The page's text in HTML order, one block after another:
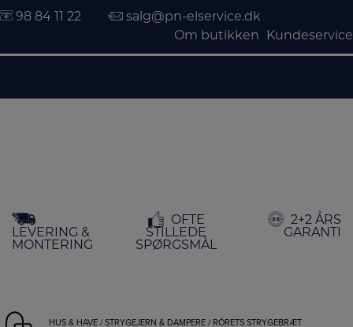
indholdet
98 84 11 22
salg@pn-elservice.dk
Om butikken
Kundeservice
LEVERING &
MONTERING
OFTE
STILLEDE
SPØRGSMÅL
2+2 ÅRS
GARANTI
HUS & HAVE / STRYGEJERN & DAMPERE / RÖRETS STRYGEBRÆT